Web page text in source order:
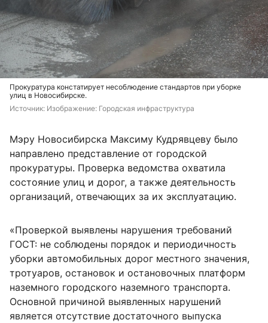
Прокуратура констатирует несоблюдение стандартов при уборке
улиц в Новосибирске.
Источник: Изображение: Городская инфраструктура
Мэру Новосибирска Максиму Кудрявцеву было
направлено представление от городской
прокуратуры. Проверка ведомства охватила
состояние улиц и дорог, а также деятельность
организаций, отвечающих за их эксплуатацию.
«Проверкой выявлены нарушения требований
ГОСТ: не соблюдены порядок и периодичность
уборки автомобильных дорог местного значения,
тротуаров, остановок и остановочных платформ
наземного городского наземного транспорта.
Основной причиной выявленных нарушений
является отсутствие достаточного выпуска